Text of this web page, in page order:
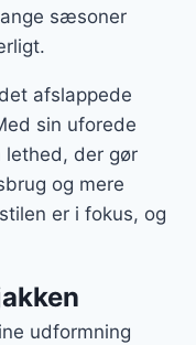
sæsoner
afslappede
sin uforede
lethed, der gør
og mere
er i fokus, og
udformning